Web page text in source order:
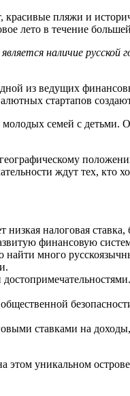
пляжи и
лето в течение
наличие
из ведущих
стартапов
молодых семей с
ждут тех, кто
налоговая ставка,
финансовую
много
ставками на
этом уникальном